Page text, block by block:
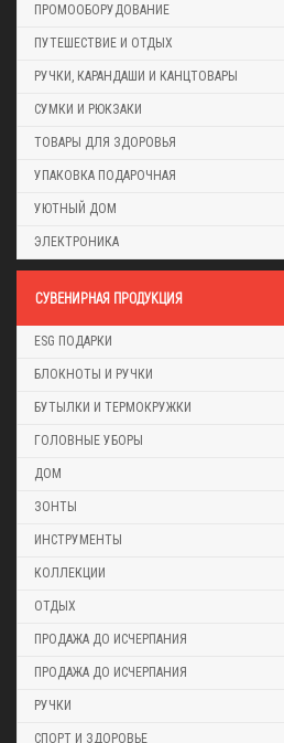
ПРОМООБОРУДОВАНИЕ
ПУТЕШЕСТВИЕ И ОТДЫХ
РУЧКИ, КАРАНДАШИ И КАНЦТОВАРЫ
СУМКИ И РЮКЗАКИ
ТОВАРЫ ДЛЯ ЗДОРОВЬЯ
УПАКОВКА ПОДАРОЧНАЯ
УЮТНЫЙ ДОМ
ЭЛЕКТРОНИКА
CУВЕНИРНАЯ ПРОДУКЦИЯ
ESG ПОДАРКИ
БЛОКНОТЫ И РУЧКИ
БУТЫЛКИ И ТЕРМОКРУЖКИ
ГОЛОВНЫЕ УБОРЫ
ДОМ
ЗОНТЫ
ИНСТРУМЕНТЫ
КОЛЛЕКЦИИ
ОТДЫХ
ПРОДАЖА ДО ИСЧЕРПАНИЯ
ПРОДАЖА ДО ИСЧЕРПАНИЯ
РУЧКИ
СПОРТ И ЗДОРОВЬЕ